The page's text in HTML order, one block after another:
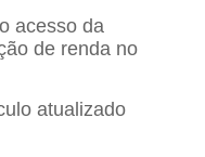
acesso da
de renda no
atualizado